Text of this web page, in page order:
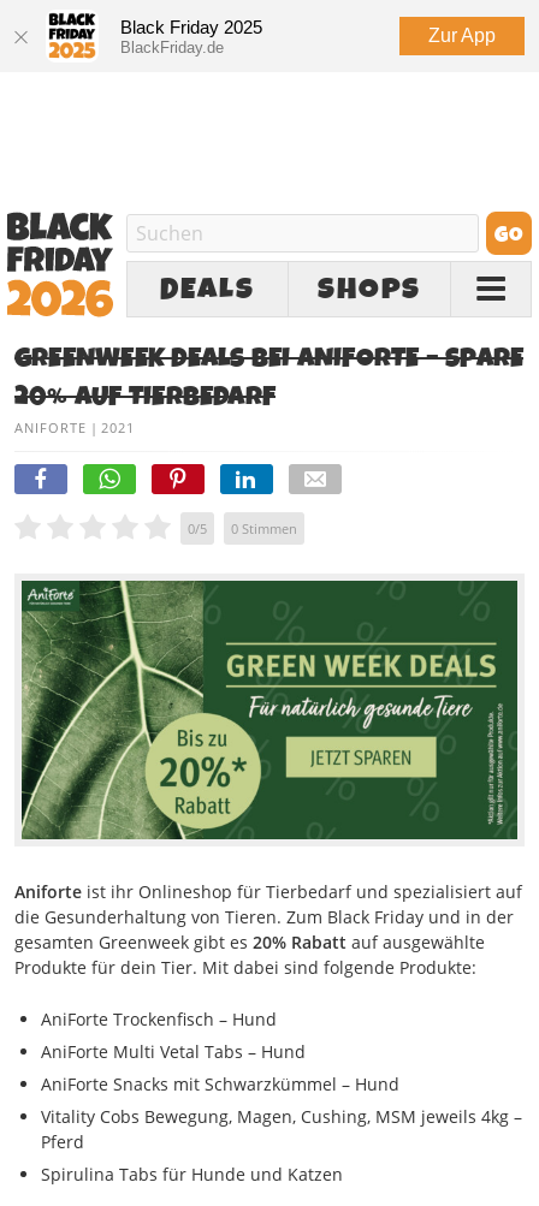
Black Friday 2025
BlackFriday.de
Zur App
DEALS SHOPS
GREENWEEK DEALS BEI ANIFORTE – SPARE
20% AUF TIERBEDARF
ANIFORTE | 2021
0/5 0 Stimmen
Aniforte ist ihr Onlineshop für Tierbedarf und spezialisiert auf
die Gesunderhaltung von Tieren. Zum Black Friday und in der
gesamten Greenweek gibt es 20% Rabatt auf ausgewählte
Produkte für dein Tier. Mit dabei sind folgende Produkte:
AniForte Trockenfisch – Hund
AniForte Multi Vetal Tabs – Hund
AniForte Snacks mit Schwarzkümmel – Hund
Vitality Cobs Bewegung, Magen, Cushing, MSM jeweils 4kg –
Pferd
Spirulina Tabs für Hunde und Katzen